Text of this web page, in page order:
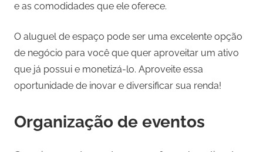
e as comodidades que ele oferece.
O aluguel de espaço pode ser uma excelente opção
de negócio para você que quer aproveitar um ativo
que já possui e monetizá-lo. Aproveite essa
oportunidade de inovar e diversificar sua renda!
Organização de eventos